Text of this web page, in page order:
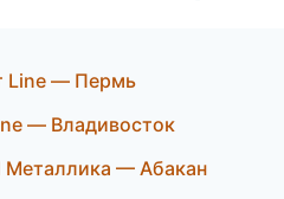
Line — Пермь
— Владивосток
— Абакан